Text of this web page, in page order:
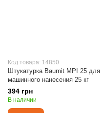
Код товара: 14850
Штукатурка Baumit MPI 25 для
машинного нанесения 25 кг
394 грн
В наличии